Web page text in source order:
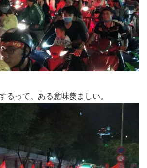
るって、ある意味羨ましい。